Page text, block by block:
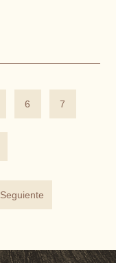
6 7
Seguiente